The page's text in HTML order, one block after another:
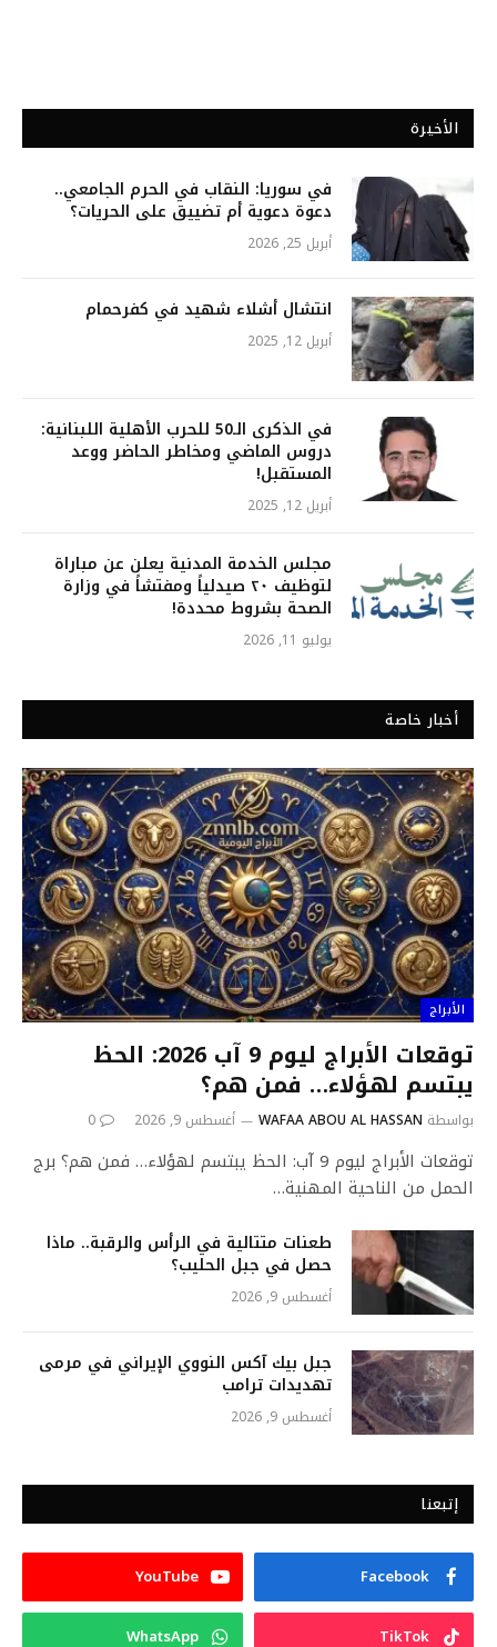
الأخيرة
في سوريا: النقاب في الحرم الجامعي..
دعوة دعوية أم تضييق على الحريات؟
أبريل 25, 2026
انتشال أشلاء شهيد في كفرحمام
أبريل 12, 2025
في الذكرى الـ50 للحرب الأهلية اللبنانية:
دروس الماضي ومخاطر الحاضر ووعد
المستقبل!
أبريل 12, 2025
مجلس الخدمة المدنية يعلن عن مباراة
لتوظيف ٢٠ صيدلياً ومفتشاً في وزارة
الصحة بشروط محددة!
يوليو 11, 2026
أخبار خاصة
الأبراج
توقعات الأبراج ليوم 9 آب 2026: الحظ
يبتسم لهؤلاء… فمن هم؟
بواسطة WAFAA ABOU AL HASSAN أغسطس 9, 2026 0
توقعات الأبراج ليوم 9 آب: الحظ يبتسم لهؤلاء… فمن هم؟ برج
الحمل من الناحية المهنية…
طعنات متتالية في الرأس والرقبة.. ماذا
حصل في جبل الحليب؟
أغسطس 9, 2026
جبل بيك آكس النووي الإيراني في مرمى
تهديدات ترامب
أغسطس 9, 2026
إتبعنا
Facebook
YouTube
TikTok
WhatsApp